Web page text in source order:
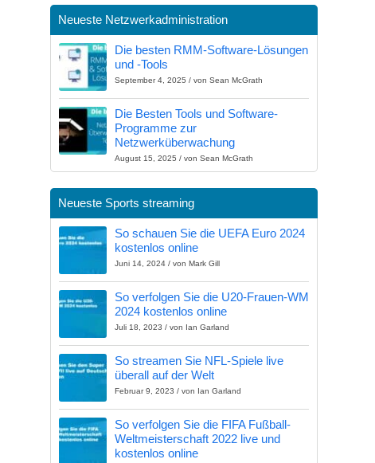
Neueste Netzwerkadministration
Die besten RMM-Software-Lösungen
und -Tools
September 4, 2025 / von Sean McGrath
Die Besten Tools und Software-
Programme zur
Netzwerküberwachung
August 15, 2025 / von Sean McGrath
Neueste Sports streaming
So schauen Sie die UEFA Euro 2024
kostenlos online
Juni 14, 2024 / von Mark Gill
So verfolgen Sie die U20-Frauen-WM
2024 kostenlos online
Juli 18, 2023 / von Ian Garland
So streamen Sie NFL-Spiele live
überall auf der Welt
Februar 9, 2023 / von Ian Garland
So verfolgen Sie die FIFA Fußball-
Weltmeisterschaft 2022 live und
kostenlos online